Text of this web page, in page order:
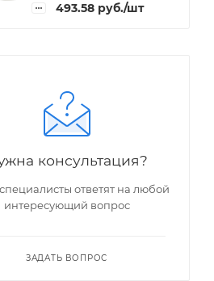
493.58 руб./шт
консультация?
ответят на любой
интересующий вопрос
ЗАДАТЬ ВОПРОС